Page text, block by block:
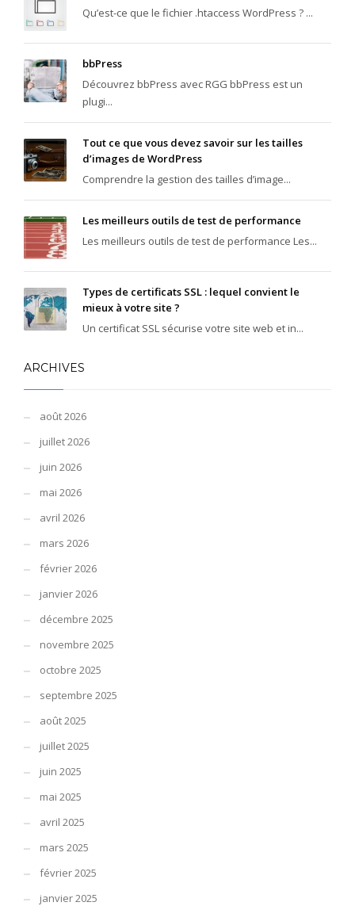
Qu’est-ce que le fichier .htaccess WordPress ? ...
bbPress
Découvrez bbPress avec RGG bbPress est un
plugi...
Tout ce que vous devez savoir sur les tailles
d’images de WordPress
Comprendre la gestion des tailles d’image...
Les meilleurs outils de test de performance
Les meilleurs outils de test de performance Les...
Types de certificats SSL : lequel convient le
mieux à votre site ?
Un certificat SSL sécurise votre site web et in...
ARCHIVES
août 2026
juillet 2026
juin 2026
mai 2026
avril 2026
mars 2026
février 2026
janvier 2026
décembre 2025
novembre 2025
octobre 2025
septembre 2025
août 2025
juillet 2025
juin 2025
mai 2025
avril 2025
mars 2025
février 2025
janvier 2025